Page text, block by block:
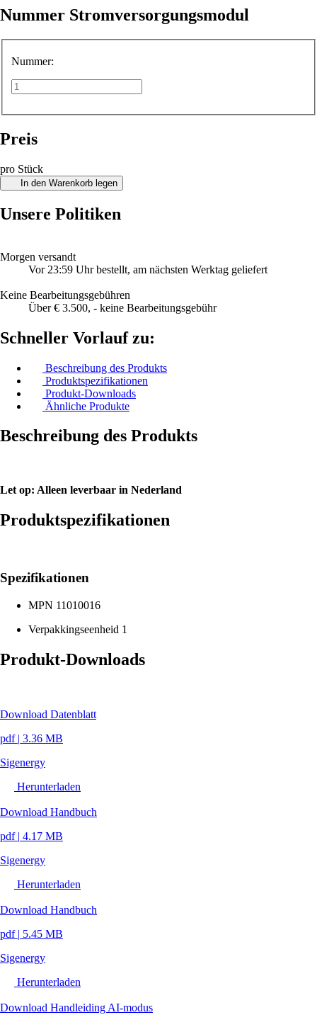
Nummer Stromversorgungsmodul
Nummer:
Preis
pro Stück
In den Warenkorb legen
Unsere Politiken
Morgen versandt
Vor 23:59 Uhr bestellt, am nächsten Werktag geliefert
Keine Bearbeitungsgebühren
Über € 3.500, - keine Bearbeitungsgebühr
Schneller Vorlauf zu:
Beschreibung des Produkts
Produktspezifikationen
Produkt-Downloads
Ähnliche Produkte
Beschreibung des Produkts
Let op: Alleen leverbaar in Nederland
Produktspezifikationen
Spezifikationen
MPN 11010016
Verpakkingseenheid 1
Produkt-Downloads
Download Datenblatt
pdf | 3.36 MB
Sigenergy
Herunterladen
Download Handbuch
pdf | 4.17 MB
Sigenergy
Herunterladen
Download Handbuch
pdf | 5.45 MB
Sigenergy
Herunterladen
Download Handleiding AI-modus